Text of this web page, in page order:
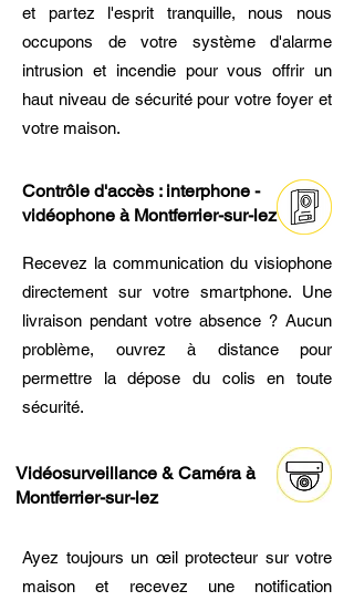
et partez l'esprit tranquille, nous nous
occupons de votre système d'alarme
intrusion et incendie pour vous offrir un
haut niveau de sécurité pour votre foyer et
votre maison.
Contrôle d'accès : interphone -
vidéophone à Montferrier-sur-lez
Recevez la communication du visiophone
directement sur votre smartphone. Une
livraison pendant votre absence ? Aucun
problème, ouvrez à distance pour
permettre la dépose du colis en toute
sécurité.
Vidéosurveillance & Caméra à
Montferrier-sur-lez
Ayez toujours un œil protecteur sur votre
maison et recevez une notification